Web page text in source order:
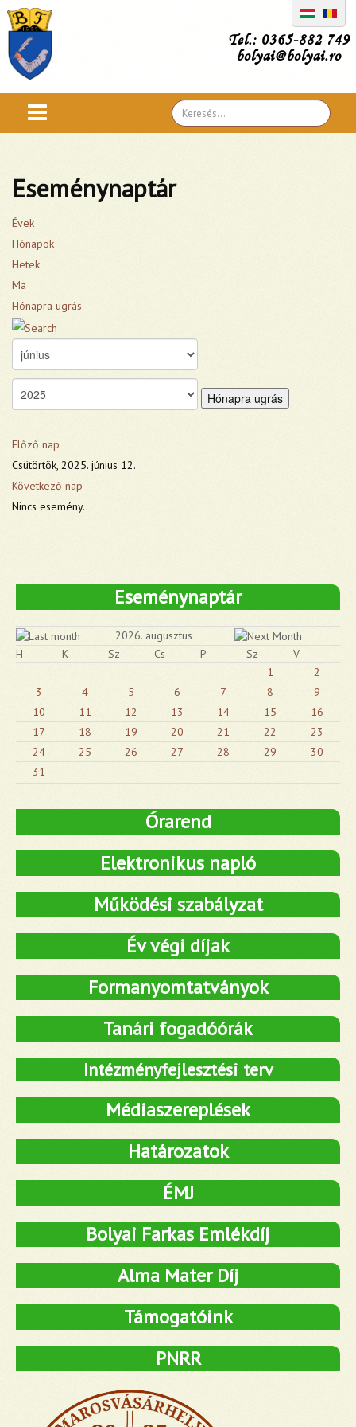
Tel.: 0365-882 749
bolyai@bolyai.ro
Search
...
Eseménynaptár
Évek
Hónapok
Hetek
Ma
Hónapra ugrás
Hónapra ugrás
Előző nap
Csütörtök, 2025. június 12.
Következő nap
Nincs esemény..
Eseménynaptár
2026. augusztus
H
K Sz Cs P Sz
V
1
2
3
4 5 6 7 8
9
10
11 12 13 14 15
16
17
18 19 20 21 22
23
24
25 26 27 28 29
30
31
Órarend
Elektronikus napló
Működési szabályzat
Év végi díjak
Formanyomtatványok
Tanári fogadóórák
Intézményfejlesztési terv
Médiaszereplések
Határozatok
ÉMJ
Bolyai Farkas Emlékdíj
Alma Mater Díj
Támogatóink
PNRR